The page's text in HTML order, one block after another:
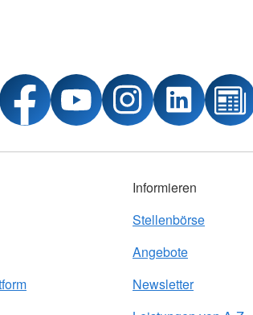
Informieren
Stellenbörse
Angebote
Newsletter